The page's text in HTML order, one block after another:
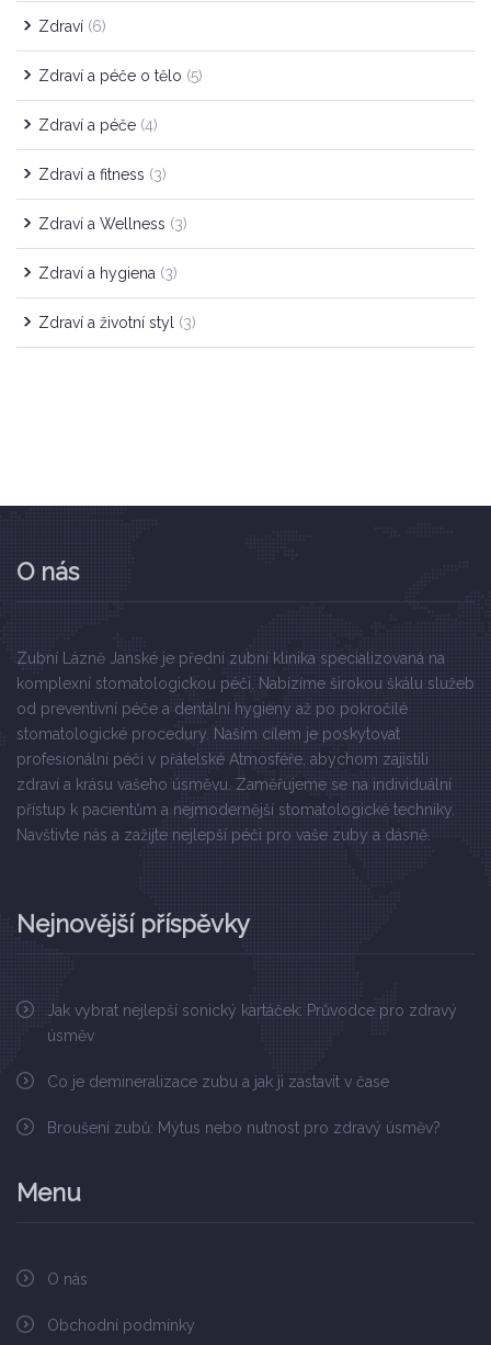
Zdraví (6)
Zdraví a péče o tělo (5)
Zdraví a péče (4)
Zdraví a fitness (3)
Zdraví a Wellness (3)
Zdraví a hygiena (3)
Zdraví a životní styl (3)
O nás
Zubní Lázně Janské je přední zubní klinika specializovaná na
komplexní stomatologickou péči. Nabízíme širokou škálu služeb
od preventivní péče a dentální hygieny až po pokročilé
stomatologické procedury. Naším cílem je poskytovat
profesionální péči v přátelské Atmosféře, abychom zajistili
zdraví a krásu vašeho úsměvu. Zaměřujeme se na individuální
přístup k pacientům a nejmodernější stomatologické techniky.
Navštivte nás a zažijte nejlepší péči pro vaše zuby a dásně.
Nejnovější příspěvky
Jak vybrat nejlepší sonický kartáček: Průvodce pro zdravý
úsměv
Co je demineralizace zubu a jak ji zastavit v čase
Broušení zubů: Mýtus nebo nutnost pro zdravý úsměv?
Menu
O nás
Obchodní podmínky